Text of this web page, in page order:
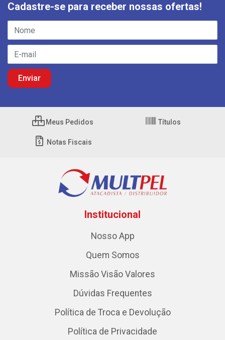
Cadastre-se para receber nossas ofertas!
Meus Pedidos Títulos
Notas Fiscais
Institucional
Nosso App
Quem Somos
Missão Visão Valores
Dúvidas Frequentes
Política de Troca e Devolução
Política de Privacidade